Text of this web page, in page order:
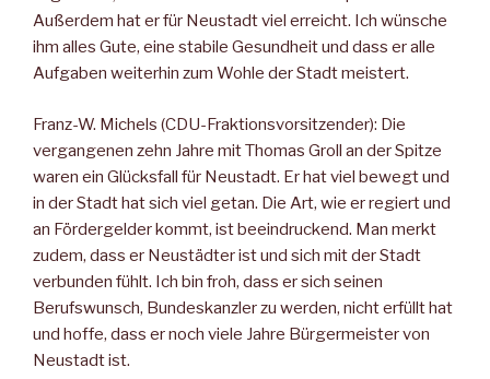
Außerdem hat er für Neustadt viel erreicht. Ich wünsche
ihm alles Gute, eine stabile Gesundheit und dass er alle
Aufgaben weiterhin zum Wohle der Stadt meistert.
Franz-W. Michels (CDU-Fraktionsvorsitzender): Die
vergangenen zehn Jahre mit Thomas Groll an der Spitze
waren ein Glücksfall für Neustadt. Er hat viel bewegt und
in der Stadt hat sich viel getan. Die Art, wie er regiert und
an Fördergelder kommt, ist beeindruckend. Man merkt
zudem, dass er Neustädter ist und sich mit der Stadt
verbunden fühlt. Ich bin froh, dass er sich seinen
Berufswunsch, Bundeskanzler zu werden, nicht erfüllt hat
und hoffe, dass er noch viele Jahre Bürgermeister von
Neustadt ist.